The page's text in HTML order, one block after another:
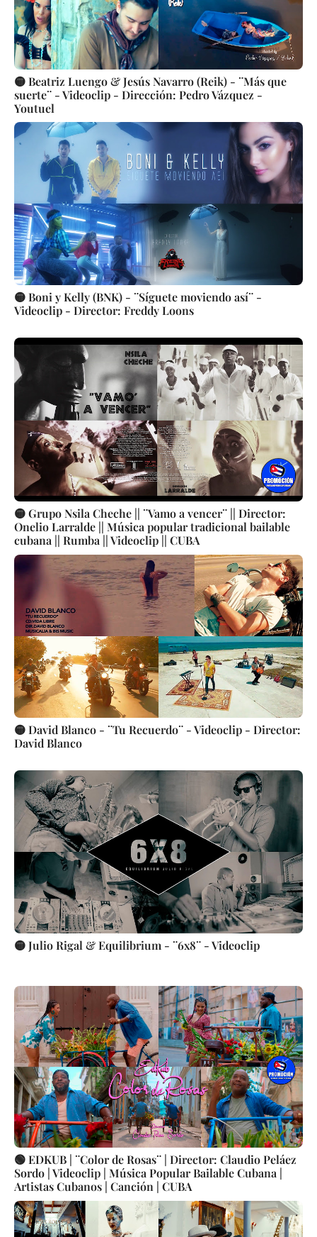
🟡 Beatriz Luengo & Jesús Navarro (Reik) - ¨Más que
suerte¨ - Videoclip - Dirección: Pedro Vázquez -
Youtuel
🟡 Boni y Kelly (BNK) - ¨Síguete moviendo así¨ -
Videoclip - Director: Freddy Loons
🟡 Grupo Nsila Cheche || ¨Vamo a vencer¨ || Director:
Onelio Larralde || Música popular tradicional bailable
cubana || Rumba || Videoclip || CUBA
🟡 David Blanco - ¨Tu Recuerdo¨ - Videoclip - Director:
David Blanco
🟡 Julio Rigal & Equilibrium - ¨6x8¨ - Videoclip
🟢 EDKUB | ¨Color de Rosas¨ | Director: Claudio Peláez
Sordo | Videoclip | Música Popular Bailable Cubana |
Artistas Cubanos | Canción | CUBA